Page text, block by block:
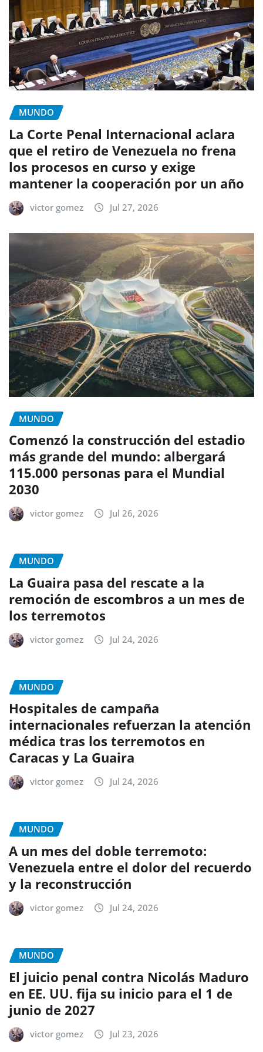
MUNDO
La Corte Penal Internacional aclara
que el retiro de Venezuela no frena
los procesos en curso y exige
mantener la cooperación por un año
victor gomez Jul 27, 2026
MUNDO
Comenzó la construcción del estadio
más grande del mundo: albergará
115.000 personas para el Mundial
2030
victor gomez Jul 26, 2026
MUNDO
La Guaira pasa del rescate a la
remoción de escombros a un mes de
los terremotos
victor gomez Jul 24, 2026
MUNDO
Hospitales de campaña
internacionales refuerzan la atención
médica tras los terremotos en
Caracas y La Guaira
victor gomez Jul 24, 2026
MUNDO
A un mes del doble terremoto:
Venezuela entre el dolor del recuerdo
y la reconstrucción
victor gomez Jul 24, 2026
MUNDO
El juicio penal contra Nicolás Maduro
en EE. UU. fija su inicio para el 1 de
junio de 2027
victor gomez Jul 23, 2026